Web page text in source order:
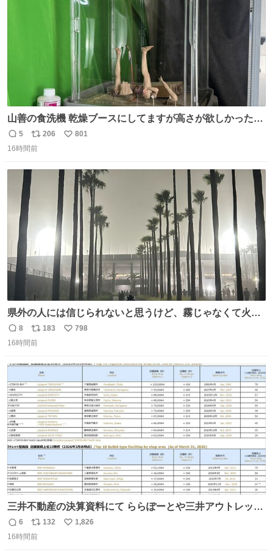
山善の食洗機 乾燥ブースにしてますが高さが欲しかったの
でコレクションケースを置くだけのツルセコ改造 扉が手前
に開き天井の温度もしっかり上がるのでかなり使いやすく
返
信
5
リ
ポ
ト
206
い
数
801
16時間前
県外の人には信じられないと思うけど、霧じゃなくて火山
灰です🌋 #桜島
返
信
8
リ
ポ
ト
数
183
い
798
16時間前
三井不動産の決算資料にて ららぽーとや三井アウトレット
パークの店舗別売上高（2025年度）が一部判明
返
信
6
リ
ポ
132
い
1,826
16時間前